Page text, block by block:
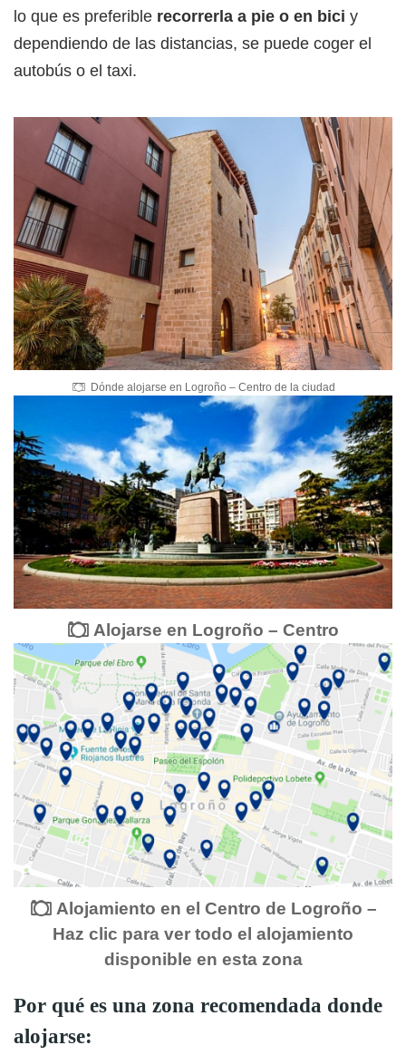
lo que es preferible recorrerla a pie o en bici y
dependiendo de las distancias, se puede coger el
autobús o el taxi.
Dónde alojarse en Logroño – Centro de la ciudad
Alojarse en Logroño – Centro
Alojamiento en el Centro de Logroño –
Haz clic para ver todo el alojamiento
disponible en esta zona
Por qué es una zona recomendada donde
alojarse: